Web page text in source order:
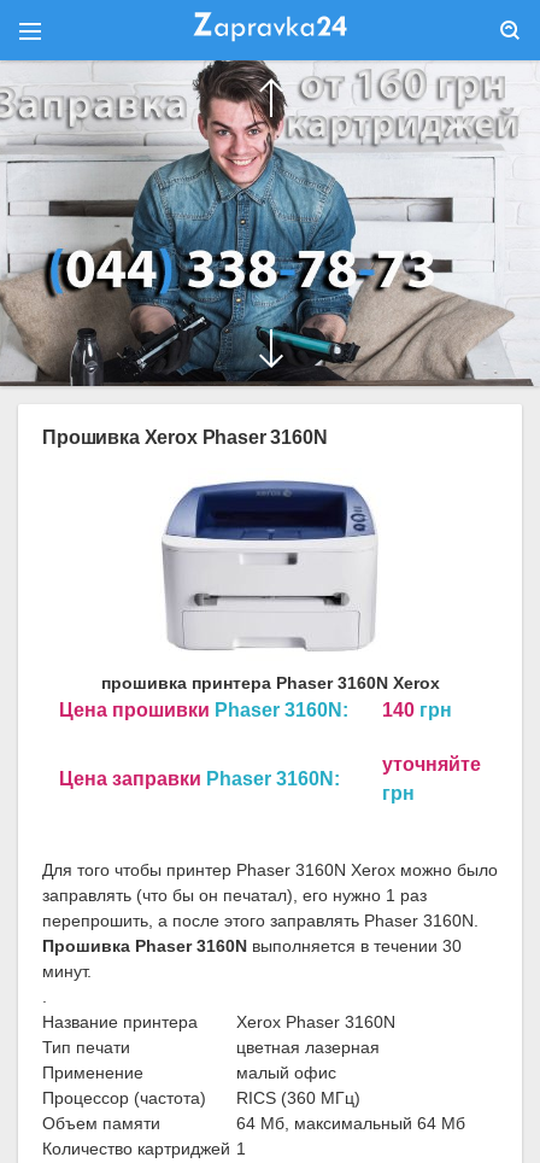
Прошивка Xerox Phaser 3160N
прошивка принтера Phaser 3160N Xerox
Цена прошивки Phaser 3160N: 140 грн
Цена заправки Phaser 3160N:
уточняйте
грн
Для того чтобы принтер Phaser 3160N Xerox можно было
заправлять (что бы он печатал), его нужно 1 раз
перепрошить, а после этого заправлять Phaser 3160N.
Прошивка Phaser 3160N выполняется в течении 30
минут.
Название принтера
Xerox Phaser 3160N
Тип печати
цветная лазерная
Применение
малый офис
Процессор (частота)
RICS (360 МГц)
Объем памяти
64 Мб, максимальный 64 Мб
Количество картриджей 1